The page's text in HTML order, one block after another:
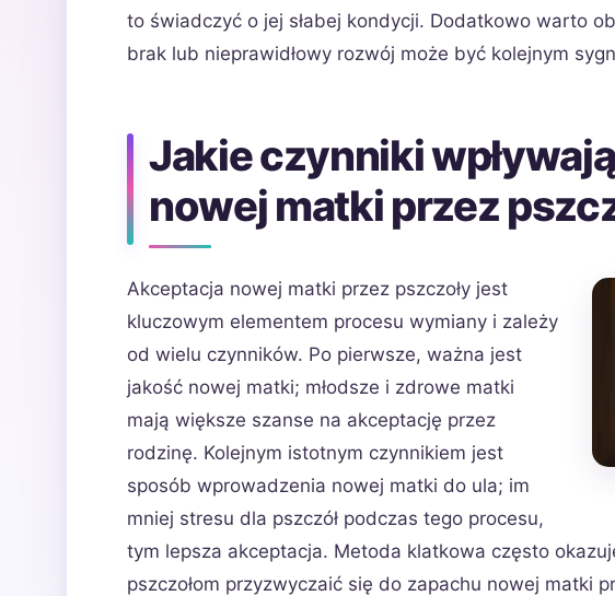
to świadczyć o jej słabej kondycji. Dodatkowo warto
brak lub nieprawidłowy rozwój może być kolejnym
Jakie czynniki
nowej matki przez
Akceptacja nowej matki przez pszczoły jest
kluczowym elementem procesu wymiany i zależy
od wielu czynników. Po pierwsze, ważna jest
jakość nowej matki; młodsze i zdrowe matki
mają większe szanse na akceptację przez
rodzinę. Kolejnym istotnym czynnikiem jest
sposób wprowadzenia nowej matki do ula; im
mniej stresu dla pszczół podczas tego procesu,
tym lepsza akceptacja. Metoda klatkowa często
pszczołom przyzwyczaić się do zapachu nowej matki